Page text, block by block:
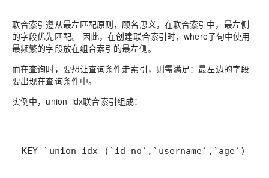
联合索引遵从最左匹配原则，顾名思义，在联合索引中，最左侧
的字段优先匹配。
因此，在创建联合索引时，where子句中使用
最频繁的字段放在组合索引的最左侧。
而在查询时，要想让查询条件走索引，则需满足：最左边的字段
要出现在查询条件中。
实例中，union_idx联合索引组成：
KEY `union_idx (`id_no`,`username`,`age`)